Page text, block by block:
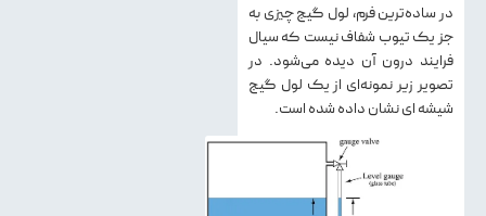
در ساده‌ترین فرم، لول گیج چیزی به
جز یک تیوب شفاف نیست که سیال
فرایند درون آن دیده می‌شود. در
تصویر زیر نمونه‌ای از یک لول گیج
شیشه ای نشان داده شده است.